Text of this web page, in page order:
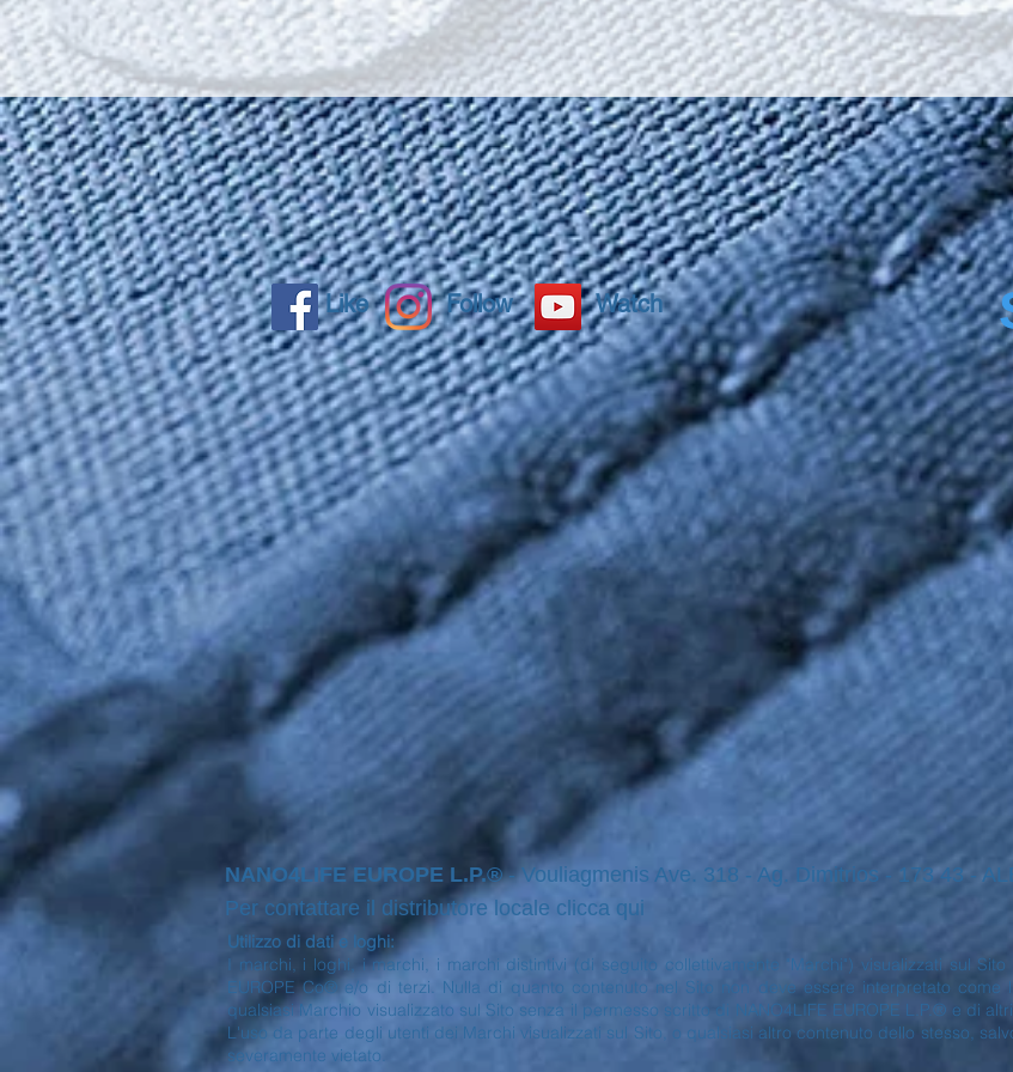
Like Follow Watch
NANO4LIFE EUROPE L.P.®- Vouliagmenis Ave. 318 - Ag. Dimitrios - 173 43 -
Per contattare il distributore locale clicca qui
Utilizzo di dati e loghi:
I marchi, i loghi, i marchi, i marchi distintivi (di seguito collettivamente "Marchi") visualizzati sul
EUROPE Co® e/o di terzi. Nulla di quanto contenuto nel Sito non deve essere interpretato
qualsiasi Marchio visualizzato sul Sito senza il permesso scritto di NANO4LIFE EUROPE L.P.® e di
L'uso da parte degli utenti dei Marchi visualizzati sul Sito, o qualsiasi altro contenuto dello stesso,
severamente vietato.